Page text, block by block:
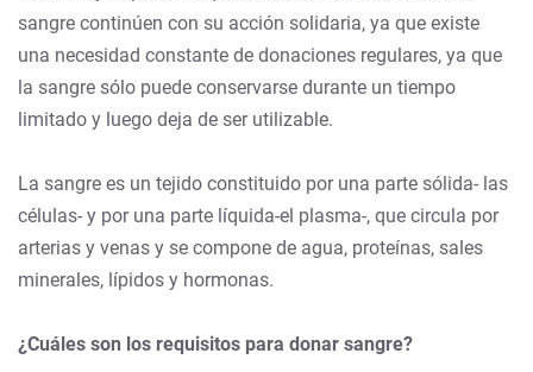
sangre continúen con su acción solidaria, ya que existe
una necesidad constante de donaciones regulares, ya que
la sangre sólo puede conservarse durante un tiempo
limitado y luego deja de ser utilizable.
La sangre es un tejido constituido por una parte sólida- las
células- y por una parte líquida-el plasma-, que circula por
arterias y venas y se compone de agua, proteínas, sales
minerales, lípidos y hormonas.
¿Cuáles son los requisitos para donar sangre?